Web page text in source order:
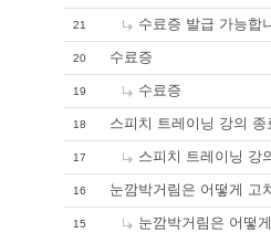
21 수료증 발급 가능합
20 수료증
19 수료증
18 스피치 트레이닝 강의 종
17 스피치 트레이닝 강
16 눈깜박거림은 어떻게 고
15 눈깜박거림은 어떻